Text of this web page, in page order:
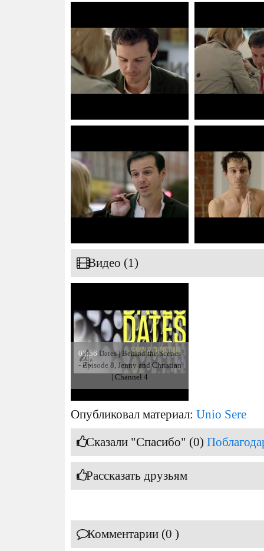
Видео (1)
03:56 Dates | Behind the Scenes
- Episode 8, Jenny and Christian
| Channel 4
Опубликовал материал: Unio Sere
Сказали "Спасибо" (0)
Рассказать друзьям
Комментарии (0 )